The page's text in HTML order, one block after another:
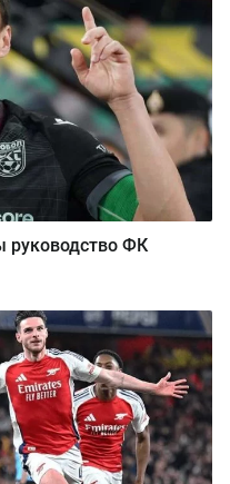
руководство ФК